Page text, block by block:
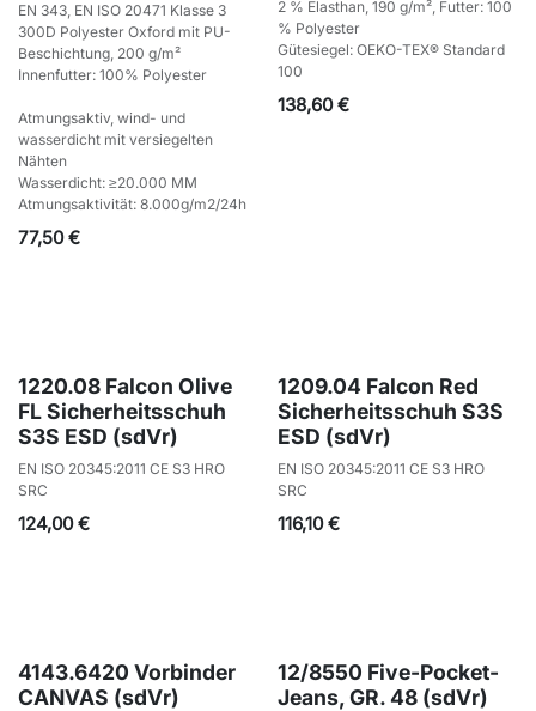
EN 343, EN ISO 20471 Klasse 3
300D Polyester Oxford mit PU-
Beschichtung, 200 g/m²
Innenfutter: 100% Polyester
Atmungsaktiv, wind- und
wasserdicht mit versiegelten
Nähten
Wasserdicht: ≥20.000 MM
Atmungsaktivität: 8.000g/m2/24h
77,50€
2 % Elasthan, 190 g/m², Futter: 100
% Polyester
Gütesiegel: OEKO-TEX® Standard
100
138,60€
1220.08 Falcon Olive
FL Sicherheitsschuh
S3S ESD (sdVr)
EN ISO 20345:2011 CE S3 HRO
SRC
124,00€
1209.04 Falcon Red
Sicherheitsschuh S3S
ESD (sdVr)
EN ISO 20345:2011 CE S3 HRO
SRC
116,10€
4143.6420 Vorbinder
CANVAS (sdVr)
12/8550 Five-Pocket-
Jeans, GR. 48 (sdVr)